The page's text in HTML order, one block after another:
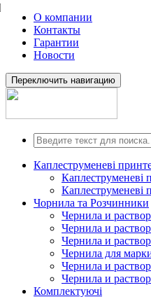
О компании
Контакты
Гарантии
Новости
Переключить навигацию
Каплеструменеві
Каплеструменеві
Каплеструменеві
Чорнила та Розчинники
Чернила и
Чернила и
Чернила и
Чернила для
Чернила и
Чернила и
Комплектуючі